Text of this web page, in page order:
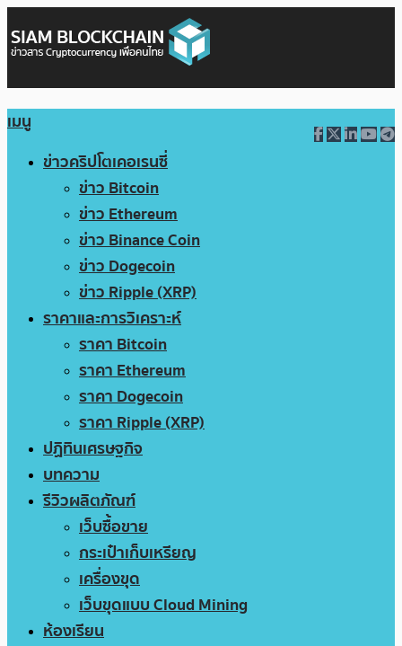
เมนู
ข่าวคริปโตเคอเรนซี่
ข่าว Bitcoin
ข่าว Ethereum
ข่าว Binance Coin
ข่าว Dogecoin
ข่าว Ripple (XRP)
ราคาและการวิเคราะห์
ราคา Bitcoin
ราคา Ethereum
ราคา Dogecoin
ราคา Ripple (XRP)
ปฏิทินเศรษฐกิจ
บทความ
รีวิวผลิตภัณฑ์
เว็บซื้อขาย
กระเป๋าเก็บเหรียญ
เครื่องขุด
เว็บขุดแบบ Cloud Mining
ห้องเรียน